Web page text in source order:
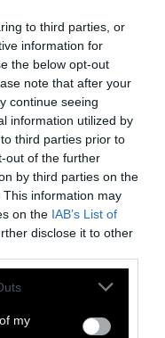
to third parties, or
information for
the below opt-out
note that after your
continue seeing
information utilized by
third parties prior to
out of the further
by third parties on the
This information may
on the IAB’s List of
disclose it to other
my
την
και φώναξε
Γιάννη
ντρέπεται» που
και όχι
απάντησε.
είπε: «Και
είναι
έφυγε και
για